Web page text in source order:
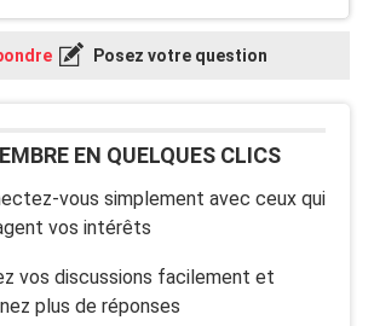
Posez votre question
EN QUELQUES CLICS
vous simplement avec ceux qui
vos intérêts
vos discussions facilement et
plus de réponses